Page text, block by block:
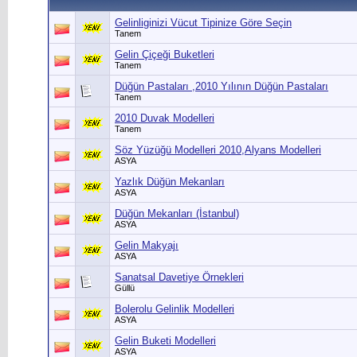
Gelinliginizi Vücut Tipinize Göre Seçin
Tanem
Gelin Çiçeği Buketleri
Tanem
Düğün Pastaları ,2010 Yılının Düğün Pastaları
Tanem
2010 Duvak Modelleri
Tanem
Söz Yüzüğü Modelleri 2010,Alyans Modelleri
ASYA
Yazlık Düğün Mekanları
ASYA
Düğün Mekanları (İstanbul)
ASYA
Gelin Makyajı
ASYA
Sanatsal Davetiye Örnekleri
Güllü
Bolerolu Gelinlik Modelleri
ASYA
Gelin Buketi Modelleri
ASYA